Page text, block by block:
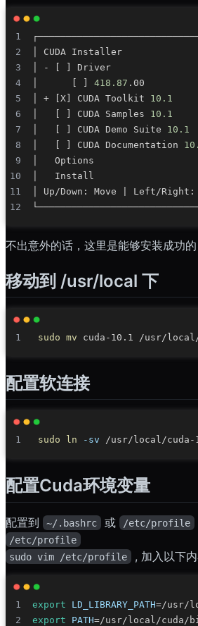
│ -
418.87
│ +
X CUDA Toolkit 10.1
CUDA Samples 10.1
CUDA Demo Suite 10.1
CUDA Documentation
│ Up/Down: Move Left/Right:
不出意外的话，这里是能够安装成功的
移动到 /usr/local 下
sudo mv
配置软连接
sudo ln -sv
配置Cuda环境变量
配置到 ~/.bashrc 或 /etc/profile
/etc/profile
sudo vim /etc/profile , 加入以下
export LD_LIBRARY_PATH=/usr/
export
PATH=/usr/local/cuda/